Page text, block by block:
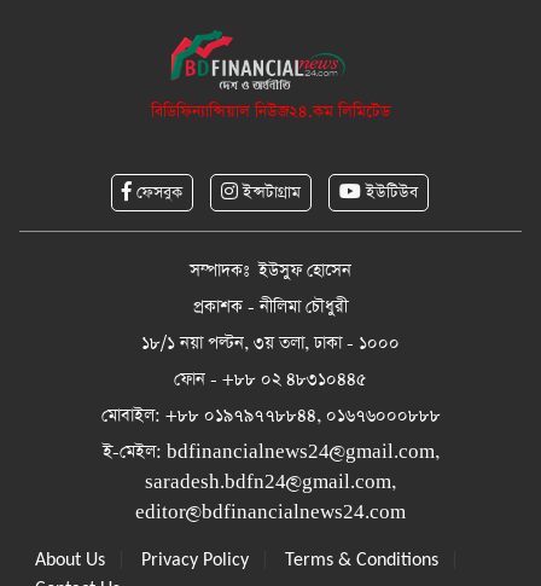
বিডিফিন্যান্সিয়াল নিউজ২৪.কম লিমিটেড
ফেসবুক ইন্সটাগ্রাম ইউটিউব
সম্পাদকঃ ইউসুফ হোসেন
প্রকাশক - নীলিমা চৌধুরী
১৮/১ নয়া পল্টন, ৩য় তলা, ঢাকা - ১০০০
ফোন - +৮৮ ০২ ৪৮৩১০৪৪৫
মোবাইল: +৮৮ ০১৯৭৯৭৭৮৮৪৪, ০১৬৭৬০০০৮৮৮
ই-মেইল: bdfinancialnews24@gmail.com,
saradesh.bdfn24@gmail.com,
editor@bdfinancialnews24.com
About Us Privacy Policy Terms & Conditions